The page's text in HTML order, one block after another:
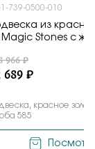
739-0500-010
из
Magic Stones с
966 ₽
689 ₽
красное
585